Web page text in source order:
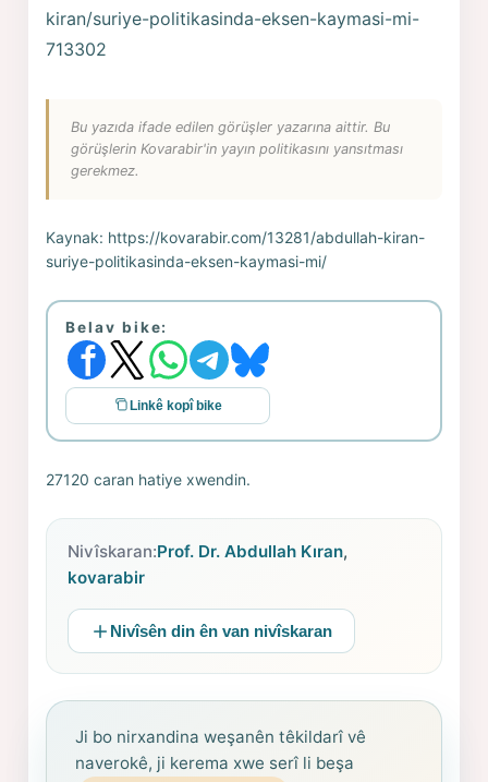
kiran/suriye-politikasinda-eksen-kaymasi-mi-
713302
Bu yazıda ifade edilen görüşler yazarına aittir. Bu
görüşlerin Kovarabir'in yayın politikasını yansıtması
gerekmez.
Kaynak: https://kovarabir.com/13281/abdullah-kiran-
suriye-politikasinda-eksen-kaymasi-mi/
Belav bike:
Linkê kopî bike
27120 caran hatiye xwendin.
Nivîskaran:Prof. Dr. Abdullah Kıran,
kovarabir
Nivîsên din ên van nivîskaran
Ji bo nirxandina weşanên têkildarî vê
naverokê, ji kerema xwe serî li beşa